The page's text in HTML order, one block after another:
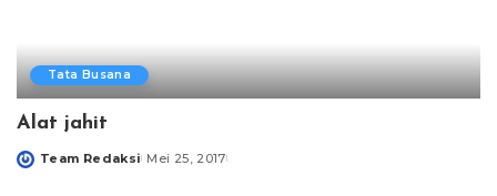
Tata Busana
Alat jahit
Posted
Team Redaksi Mei 25, 2017